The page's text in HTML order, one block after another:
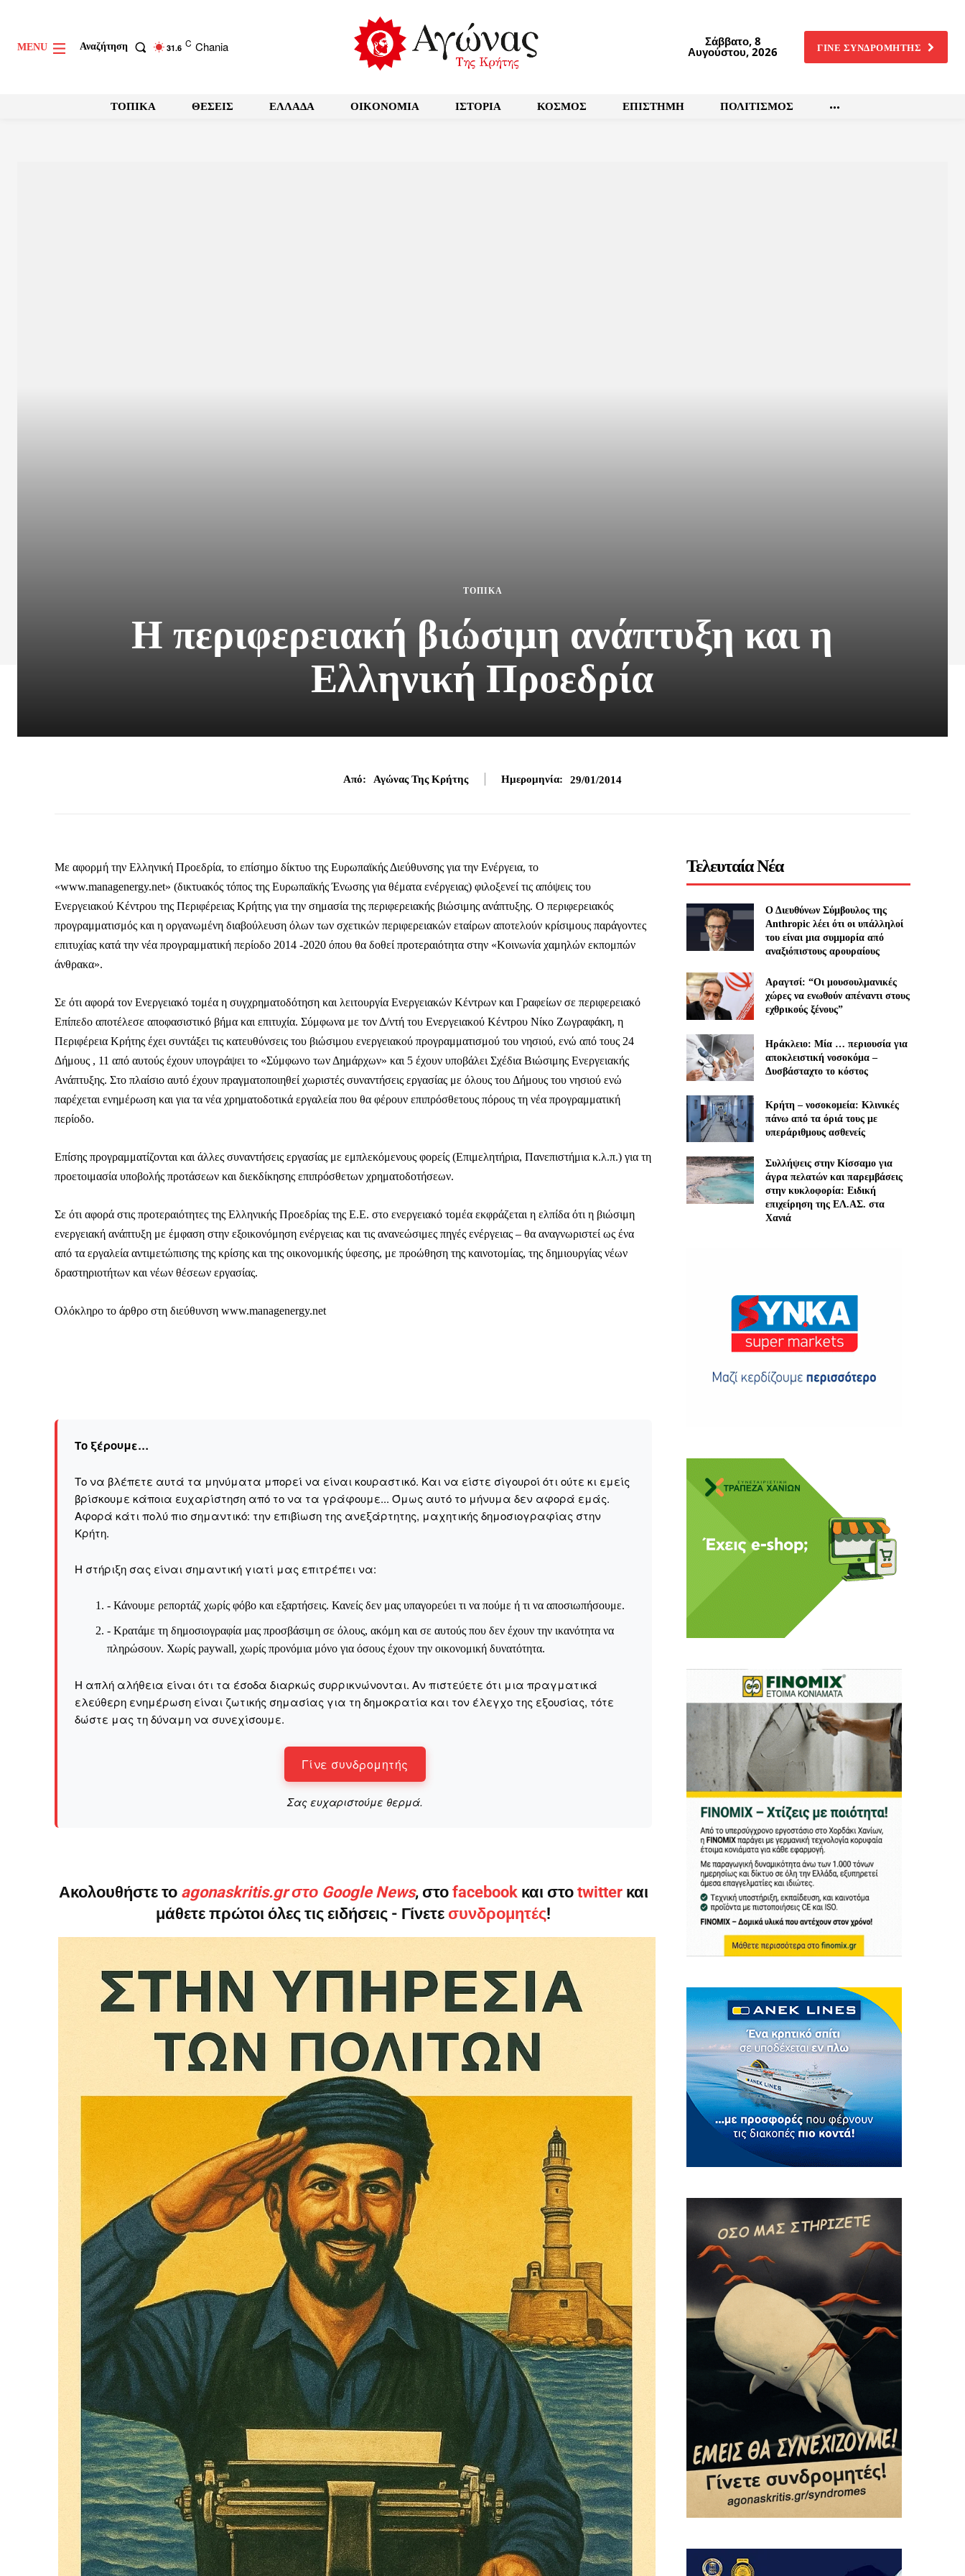
Καθημερινή Μαχητική
ΕΓΓΡΑΦΕΙΤΕ
Το ξέρουμε…
Το να βλέπετε αυτά τα μηνύματα μπορεί να είναι κουραστικό. Και να είστε σίγουροί ότι ούτε κι εμείς
βρίσκουμε κάποια ευχαρίστηση από το να τα γράφουμε... Όμως αυτό το μήνυμα δεν αφορά εμάς. Αφορά κάτι
πολύ πιο σημαντικό: την επιβίωση της ανεξάρτητης, μαχητικής δημοσιογραφίας στην Kρήτη.
- Κάνουμε ρεπορτάζ χωρίς φόβο και εξαρτήσεις. Κανείς δεν μας υπαγορεύει τι να πούμε ή τι να
αποσιωπήσουμε.
- Κρατάμε τη δημοσιογραφία μας προσβάσιμη σε όλους, ακόμη και σε αυτούς που δεν έχουν την
ικανότητα να πληρώσουν. Χωρίς paywall, χωρίς προνόμια μόνο για όσους έχουν την οικονομική δυνατότητα.
Η απλή αλήθεια είναι ότι τα έσοδα διαρκώς συρρικνώνονται. Αν πιστεύετε ότι μια πραγματικά ελεύθερη
ενημέρωση είναι ζωτικής σημασίας για τη δημοκρατία και τον έλεγχο της εξουσίας, τότε δώστε μας τη δύναμη
Γίνε συνδρομητής
MENU Αναζήτηση 31.6 C Chania Σάββατο, 8
Αυγούστου, 2026 ΓΙΝΕ ΣΥΝΔΡΟΜΗΤΗΣ
ΤΟΠΙΚΑ ΘΕΣΕΙΣ ΕΛΛΑΔΑ OIKONOMIA ΙΣΤΟΡΙΑ ΚΟΣΜΟΣ ΕΠΙΣΤΗΜΗ ΠΟΛΙΤΙΣΜΟΣ
ΤΟΠΙΚΑ
Η περιφερειακή βιώσιμη ανάπτυξη και η
Ελληνική Προεδρία
Από: Αγώνας Της Κρήτης Ημερομηνία: 29/01/2014
Με αφορμή την Ελληνική Προεδρία, το επίσημο δίκτυο της Ευρωπαϊκής Διεύθυνσης για την Ενέργεια, το
«www.managenergy.net» (δικτυακός τόπος της Ευρωπαϊκής Ένωσης για θέματα ενέργειας) φιλοξενεί τις απόψεις του
Ενεργειακού Κέντρου της Περιφέρειας Κρήτης για την σημασία της περιφερειακής βιώσιμης ανάπτυξης. Ο περιφερειακός
προγραμματισμός και η οργανωμένη διαβούλευση όλων των σχετικών περιφερειακών εταίρων αποτελούν κρίσιμους παράγοντες
επιτυχίας κατά την νέα προγραμματική περίοδο 2014 -2020 όπου θα δοθεί προτεραιότητα στην «Κοινωνία χαμηλών εκπομπών
άνθρακα».
Σε ότι αφορά τον Ενεργειακό τομέα η συγχρηματοδότηση και λειτουργία Ενεργειακών Κέντρων και Γραφείων σε περιφερειακό
Επίπεδο αποτέλεσε αποφασιστικό βήμα και επιτυχία. Σύμφωνα με τον Δ/ντή του Ενεργειακού Κέντρου Νίκο Ζωγραφάκη, η
Περιφέρεια Κρήτης έχει συντάξει τις κατευθύνσεις του βιώσιμου ενεργειακού προγραμματισμού του νησιού, ενώ από τους 24
Δήμους , 11 από αυτούς έχουν υπογράψει το «Σύμφωνο των Δημάρχων» και 5 έχουν υποβάλει Σχέδια Βιώσιμης Ενεργειακής
Ανάπτυξης. Στο πλαίσιο αυτό έχουν πραγματοποιηθεί χωριστές συναντήσεις εργασίας με όλους του Δήμους του νησιού ενώ
παρέχεται ενημέρωση και για τα νέα χρηματοδοτικά εργαλεία που θα φέρουν επιπρόσθετους πόρους τη νέα προγραμματική
περίοδο.
Επίσης προγραμματίζονται και άλλες συναντήσεις εργασίας με εμπλεκόμενους φορείς (Επιμελητήρια, Πανεπιστήμια κ.λ.π.) για τη
προετοιμασία υποβολής προτάσεων και διεκδίκησης επιπρόσθετων χρηματοδοτήσεων.
Σε ότι αφορά στις προτεραιότητες της Ελληνικής Προεδρίας της Ε.Ε. στο ενεργειακό τομέα εκφράζεται η ελπίδα ότι η βιώσιμη
ενεργειακή ανάπτυξη με έμφαση στην εξοικονόμηση ενέργειας και τις ανανεώσιμες πηγές ενέργειας – θα αναγνωριστεί ως ένα
από τα εργαλεία αντιμετώπισης της κρίσης και της οικονομικής ύφεσης, με προώθηση της καινοτομίας, της δημιουργίας νέων
δραστηριοτήτων και νέων θέσεων εργασίας.
Ολόκληρο το άρθρο στη διεύθυνση www.managenergy.net
Το ξέρουμε…
Το να βλέπετε αυτά τα μηνύματα μπορεί να είναι κουραστικό. Και να είστε σίγουροί ότι ούτε κι εμείς
βρίσκουμε κάποια ευχαρίστηση από το να τα γράφουμε... Όμως αυτό το μήνυμα δεν αφορά εμάς.
Αφορά κάτι πολύ πιο σημαντικό: την επιβίωση της ανεξάρτητης, μαχητικής δημοσιογραφίας στην
Kρήτη.
Η στήριξη σας είναι σημαντική γιατί μας επιτρέπει να:
- Κάνουμε ρεπορτάζ χωρίς φόβο και εξαρτήσεις. Κανείς δεν μας υπαγορεύει τι να πούμε ή τι να αποσιωπήσουμε.
- Κρατάμε τη δημοσιογραφία μας προσβάσιμη σε όλους, ακόμη και σε αυτούς που δεν έχουν την ικανότητα να
πληρώσουν. Χωρίς paywall, χωρίς προνόμια μόνο για όσους έχουν την οικονομική δυνατότητα.
Η απλή αλήθεια είναι ότι τα έσοδα διαρκώς συρρικνώνονται. Αν πιστεύετε ότι μια πραγματικά
ελεύθερη ενημέρωση είναι ζωτικής σημασίας για τη δημοκρατία και τον έλεγχο της εξουσίας, τότε
δώστε μας τη δύναμη να συνεχίσουμε.
Γίνε συνδρομητής
Σας ευχαριστούμε θερμά.
Ακολουθήστε το agonaskritis.gr στο Google News, στο facebook και στο twitterκαι
μάθετε πρώτοι όλες τις ειδήσεις - Γίνετε συνδρομητές!
Τελευταία Νέα
Ο Διευθύνων Σύμβουλος της
Anthropic λέει ότι οι υπάλληλοί
του είναι μια συμμορία από
αναξιόπιστους αρουραίους
Αραγτσί: “Οι μουσουλμανικές
χώρες να ενωθούν απέναντι στους
εχθρικούς ξένους”
Ηράκλειο: Μία … περιουσία για
αποκλειστική νοσοκόμα –
Δυσβάσταχτο το κόστος
Κρήτη – νοσοκομεία: Κλινικές
πάνω από τα όριά τους με
υπεράριθμους ασθενείς
Συλλήψεις στην Κίσσαμο για
άγρα πελατών και παρεμβάσεις
στην κυκλοφορία: Ειδική
επιχείρηση της ΕΛ.ΑΣ. στα
Χανιά